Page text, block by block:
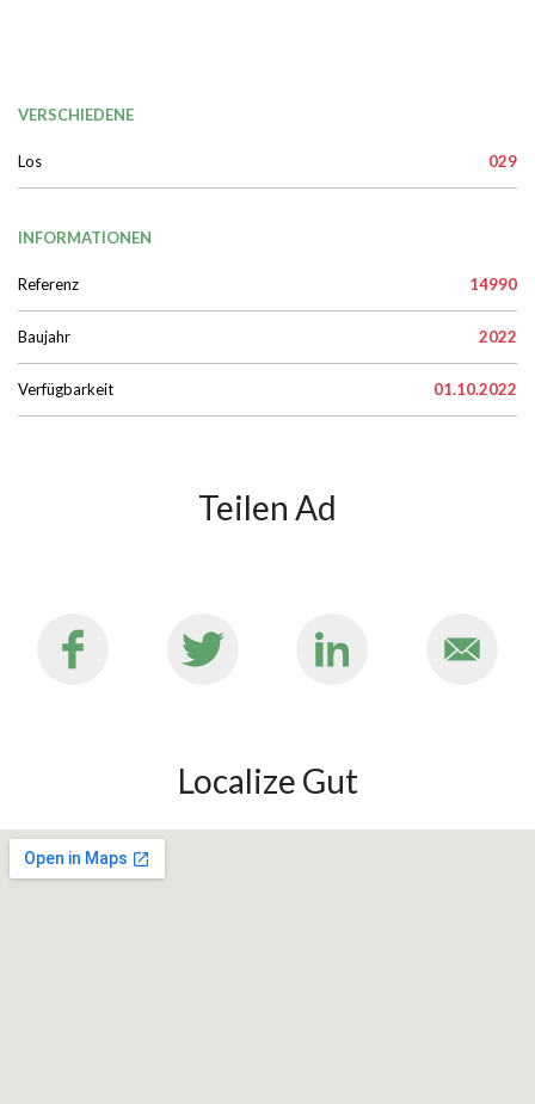
VERSCHIEDENE
Los 029
INFORMATIONEN
Referenz 14990
Baujahr 2022
Verfügbarkeit 01.10.2022
Teilen Ad
Localize Gut